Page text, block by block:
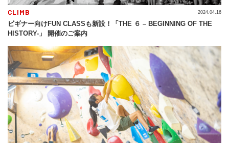
CLIMB
ビギナー向けFUN CLASSも新設！「THE ６ – BEGINNING OF THE
HISTORY-」 開催のご案内
2024.04.16